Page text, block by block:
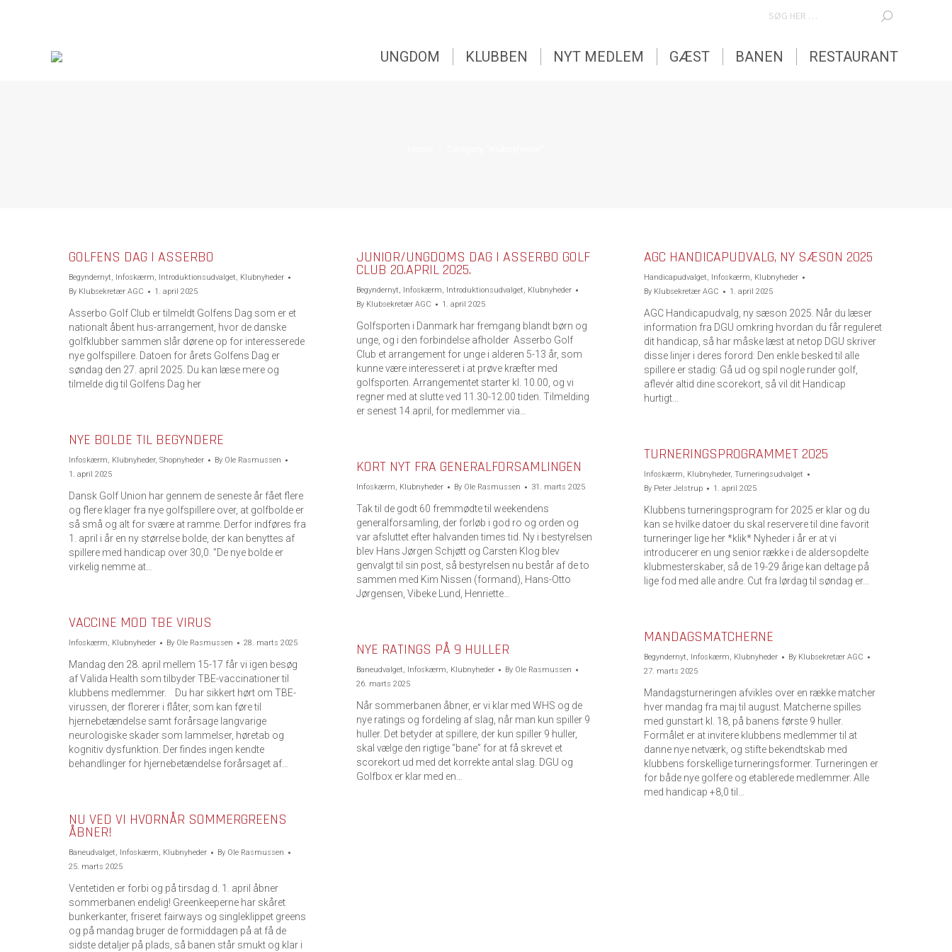
SEARCH:
UNGDOM KLUBBEN NYT MEDLEM GÆST BANEN RESTAURANT
GOLFENS DAG I ASSERBO
Begyndernyt, Infoskærm, Introduktionsudvalget, Klubnyheder
By Klubsekretær AGC 1. april 2025
Asserbo Golf Club er tilmeldt Golfens Dag som er et
nationalt åbent hus-arrangement, hvor de danske
golfklubber sammen slår dørene op for interesserede
nye golfspillere. Datoen for årets Golfens Dag er
søndag den 27. april 2025. Du kan læse mere og
tilmelde dig til Golfens Dag her
JUNIOR/UNGDOMS DAG I ASSERBO GOLF
CLUB 20.APRIL 2025.
Begyndernyt, Infoskærm, Introduktionsudvalget, Klubnyheder
By Klubsekretær AGC 1. april 2025
Golfsporten i Danmark har fremgang blandt børn og
unge, og i den forbindelse afholder Asserbo Golf
Club et arrangement for unge i alderen 5-13 år, som
kunne være interesseret i at prøve kræfter med
golfsporten. Arrangementet starter kl. 10.00, og vi
regner med at slutte ved 11.30-12.00 tiden. Tilmelding
er senest 14.april, for medlemmer via…
AGC HANDICAPUDVALG, NY SÆSON 2025
Handicapudvalget, Infoskærm, Klubnyheder
By Klubsekretær AGC 1. april 2025
AGC Handicapudvalg, ny sæson 2025. Når du læser
information fra DGU omkring hvordan du får reguleret
dit handicap, så har måske læst at netop DGU skriver
disse linjer i deres forord: Den enkle besked til alle
spillere er stadig: Gå ud og spil nogle runder golf,
aflevér altid dine scorekort, så vil dit Handicap
hurtigt…
NYE BOLDE TIL BEGYNDERE
Infoskærm, Klubnyheder, Shopnyheder By Ole Rasmussen
1. april 2025
Dansk Golf Union har gennem de seneste år fået flere
og flere klager fra nye golfspillere over, at golfbolde er
så små og alt for svære at ramme. Derfor indføres fra
1. april i år en ny størrelse bolde, der kan benyttes af
spillere med handicap over 30,0. ”De nye bolde er
virkelig nemme at…
TURNERINGSPROGRAMMET 2025
Infoskærm, Klubnyheder, Turneringsudvalget
By Peter Jelstrup 1. april 2025
Klubbens turneringsprogram for 2025 er klar og du
kan se hvilke datoer du skal reservere til dine favorit
turneringer lige her *klik* Nyheder i år er at vi
introducerer en ung senior række i de aldersopdelte
klubmesterskaber, så de 19-29 årige kan deltage på
lige fod med alle andre. Cut fra lørdag til søndag er…
KORT NYT FRA GENERALFORSAMLINGEN
Infoskærm, Klubnyheder By Ole Rasmussen 31. marts 2025
Tak til de godt 60 fremmødte til weekendens
generalforsamling, der forløb i god ro og orden og
var afsluttet efter halvanden times tid. Ny i bestyrelsen
blev Hans Jørgen Schjøtt og Carsten Klog blev
genvalgt til sin post, så bestyrelsen nu består af de to
sammen med Kim Nissen (formand), Hans-Otto
Jørgensen, Vibeke Lund, Henriette…
VACCINE MOD TBE VIRUS
Infoskærm, Klubnyheder By Ole Rasmussen 28. marts 2025
Mandag den 28. april mellem 15-17 får vi igen besøg
af Valida Health som tilbyder TBE-vaccinationer til
klubbens medlemmer. Du har sikkert hørt om TBE-
virussen, der florerer i flåter, som kan føre til
hjernebetændelse samt forårsage langvarige
neurologiske skader som lammelser, høretab og
kognitiv dysfunktion. Der findes ingen kendte
behandlinger for hjernebetændelse forårsaget af…
MANDAGSMATCHERNE
Begyndernyt, Infoskærm, Klubnyheder By Klubsekretær AGC
27. marts 2025
Mandagsturneringen afvikles over en række matcher
hver mandag fra maj til august. Matcherne spilles
med gunstart kl. 18, på banens første 9 huller.
Formålet er at invitere klubbens medlemmer til at
danne nye netværk, og stifte bekendtskab med
klubbens forskellige turneringsformer. Turneringen er
for både nye golfere og etablerede medlemmer. Alle
med handicap +8,0 til…
NYE RATINGS PÅ 9 HULLER
Baneudvalget, Infoskærm, Klubnyheder By Ole Rasmussen
26. marts 2025
Når sommerbanen åbner, er vi klar med WHS og de
nye ratings og fordeling af slag, når man kun spiller 9
huller. Det betyder at spillere, der kun spiller 9 huller,
skal vælge den rigtige “bane” for at få skrevet et
scorekort ud med det korrekte antal slag. DGU og
Golfbox er klar med en…
NU VED VI HVORNÅR SOMMERGREENS
ÅBNER!
Baneudvalget, Infoskærm, Klubnyheder By Ole Rasmussen
25. marts 2025
Ventetiden er forbi og på tirsdag d. 1. april åbner
sommerbanen endelig! Greenkeeperne har skåret
bunkerkanter, friseret fairways og singleklippet greens
og på mandag bruger de formiddagen på at få de
sidste detaljer på plads, så banen står smukt og klar i
BANEN RESTAURANT